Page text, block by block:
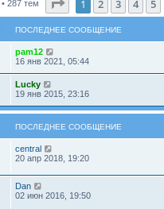
• 287 тем Страница1 из 12
1 2 3 4 5
ПОСЛЕДНЕЕ СООБЩЕНИЕ
pam12
16 янв 2021, 05:44
Lucky
19 янв 2015, 23:16
ПОСЛЕДНЕЕ СООБЩЕНИЕ
central
20 апр 2018, 19:20
Dan
02 июн 2016, 19:50